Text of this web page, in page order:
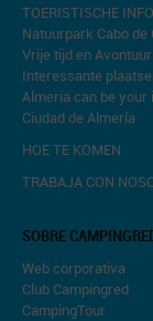
TOERISTISCHE
Natuurpark Cabo de
Vrije tijd en Avontuur
Interessante
Almería can be
Ciudad de Almería
HOE TE KOMEN
TRABAJA CON
SOBRE
Web corporativa
Club Campingred
CampingTour